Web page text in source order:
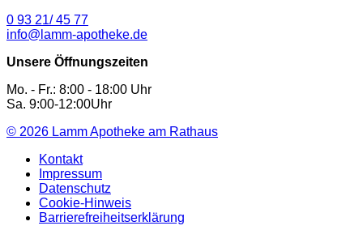
0 93 21/ 45 77
info@lamm-apotheke.de
Unsere Öffnungszeiten
Mo. - Fr.: 8:00 - 18:00 Uhr
Sa. 9:00-12:00Uhr
© 2026 Lamm Apotheke am Rathaus
Kontakt
Impressum
Datenschutz
Cookie-Hinweis
Barrierefreiheitserklärung